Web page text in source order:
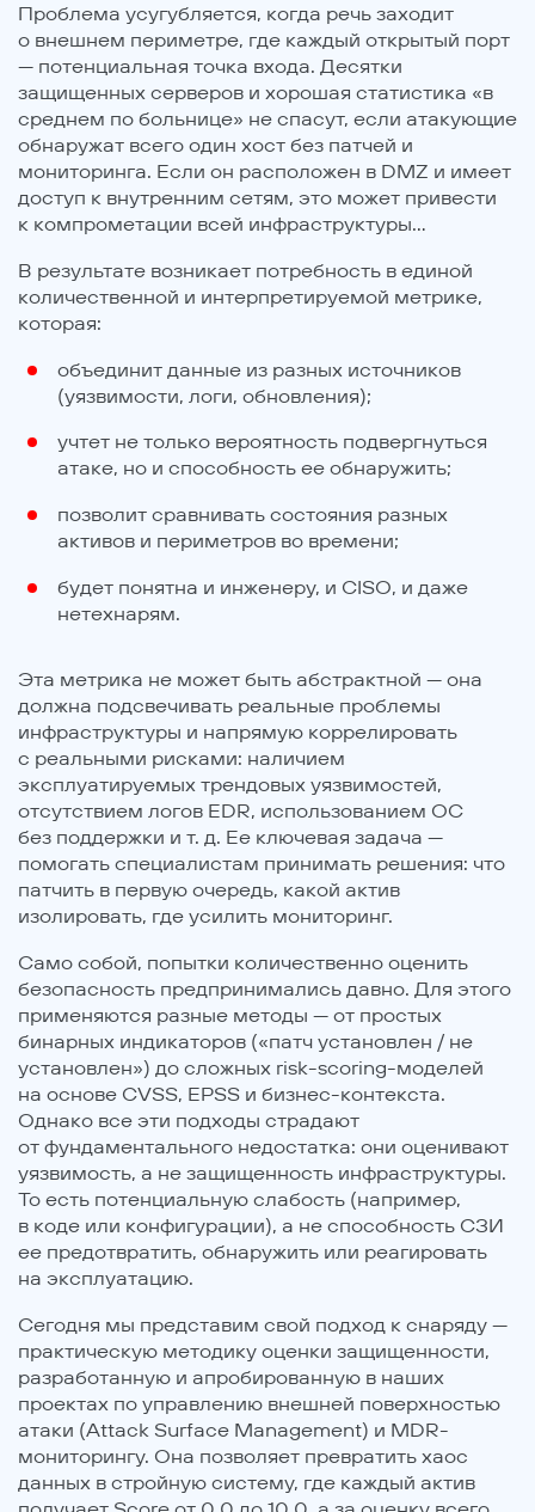
Проблема усугубляется, когда речь заходит
о внешнем периметре, где каждый открытый порт
— потенциальная точка входа. Десятки
защищенных серверов и хорошая статистика «в
среднем по больнице» не спасут, если атакующие
обнаружат всего один хост без патчей и
мониторинга. Если он расположен в DMZ и имеет
доступ к внутренним сетям, это может привести
к компрометации всей инфраструктуры…
В результате возникает потребность в единой
количественной и интерпретируемой метрике,
которая:
объединит данные из разных источников
(уязвимости, логи, обновления);
учтет не только вероятность подвергнуться
атаке, но и способность ее обнаружить;
позволит сравнивать состояния разных
активов и периметров во времени;
будет понятна и инженеру, и CISO, и даже
нетехнарям.
Эта метрика не может быть абстрактной — она
должна подсвечивать реальные проблемы
инфраструктуры и напрямую коррелировать
с реальными рисками: наличием
эксплуатируемых трендовых уязвимостей,
отсутствием логов EDR, использованием ОС
без поддержки и т. д. Ее ключевая задача —
помогать специалистам принимать решения: что
патчить в первую очередь, какой актив
изолировать, где усилить мониторинг.
Само собой, попытки количественно оценить
безопасность предпринимались давно. Для этого
применяются разные методы — от простых
бинарных индикаторов («патч установлен / не
установлен») до сложных risk-scoring-моделей
на основе CVSS, EPSS и бизнес-контекста.
Однако все эти подходы страдают
от фундаментального недостатка: они оценивают
уязвимость, а не защищенность инфраструктуры.
То есть потенциальную слабость (например,
в коде или конфигурации), а не способность СЗИ
ее предотвратить, обнаружить или реагировать
на эксплуатацию.
Сегодня мы представим свой подход к снаряду —
практическую методику оценки защищенности,
разработанную и апробированную в наших
проектах по управлению внешней поверхностью
атаки (Attack Surface Management) и MDR-
мониторингу. Она позволяет превратить хаос
данных в стройную систему, где каждый актив